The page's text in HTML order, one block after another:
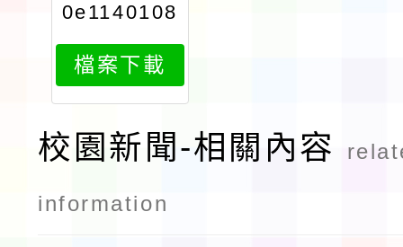
0e1140108
071print
檔案下載
校園新聞-相關內容
information